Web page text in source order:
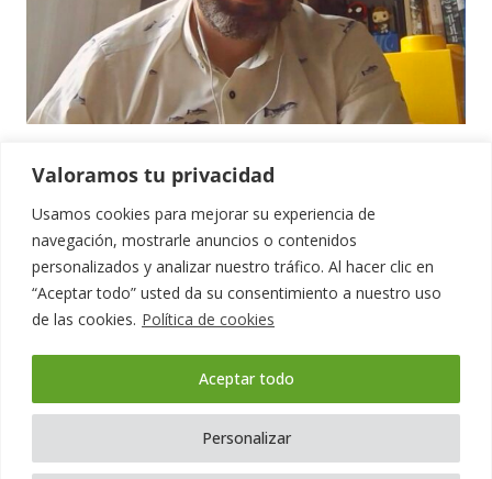
Valoramos tu privacidad
Usamos cookies para mejorar su experiencia de
navegación, mostrarle anuncios o contenidos
personalizados y analizar nuestro tráfico. Al hacer clic en
“Aceptar todo” usted da su consentimiento a nuestro uso
de las cookies. Política de cookies
Personalizar
Aceptar todo
1 2 3 4
6